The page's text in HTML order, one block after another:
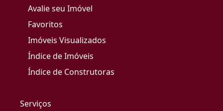
Avalie seu Imóvel
Favoritos
Imóveis Visualizados
Índice de Imóveis
Índice de Construtoras
Serviços